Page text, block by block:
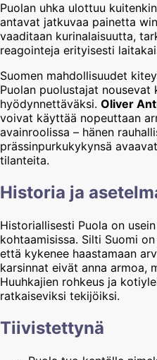
Puolan uhka ulottuu
antavat jatkuvaa painetta
vaaditaan kurinalaisuutta,
reagointeja erityisesti
Suomen mahdollisuudet
Puolan puolustajat nousevat
hyödynnettäväksi. Oliver
voivat käyttää nopeuttaan
avainroolissa – hänen
prässinpurkukykynsä
tilanteita.
Historia ja
Historiallisesti Puola on
kohtaamisissa. Silti Suomi
että kykenee haastamaan
karsinnat eivät anna armoa,
Huuhkajien rohkeus ja
ratkaiseviksi tekijöiksi.
Tiivistettynä